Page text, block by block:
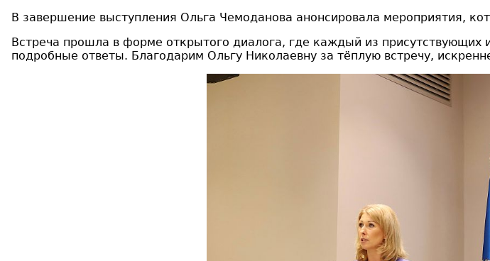
В завершение выступления Ольга Чемоданова анонсировала мероприятия,
Встреча прошла в форме открытого диалога, где каждый из
подробные ответы. Благодарим Ольгу Николаевну за тёплую встречу,